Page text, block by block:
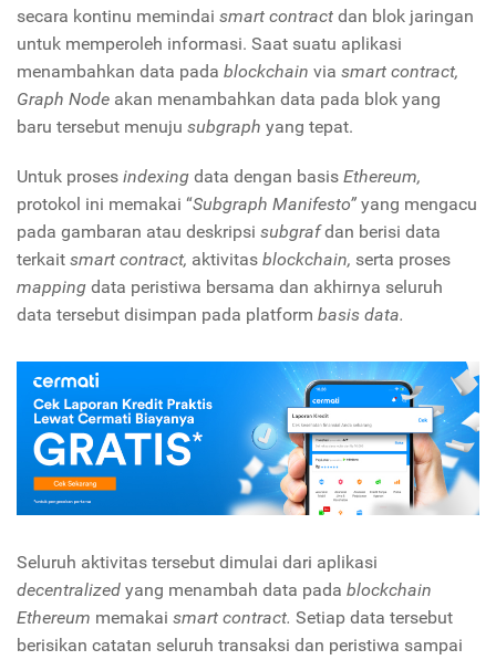
secara kontinu memindai smart contract dan blok jaringan
untuk memperoleh informasi. Saat suatu aplikasi
menambahkan data pada blockchain via smart contract,
Graph Node akan menambahkan data pada blok yang
baru tersebut menuju subgraph yang tepat.
Untuk proses indexing data dengan basis Ethereum,
protokol ini memakai “Subgraph Manifesto” yang mengacu
pada gambaran atau deskripsi subgrafdan berisi data
terkait smart contract, aktivitas blockchain, serta proses
mapping data peristiwa bersama dan akhirnya seluruh
data tersebut disimpan pada platform basis data.
Seluruh aktivitas tersebut dimulai dari aplikasi
decentralized yang menambah data pada blockchain
Ethereum memakai smart contract. Setiap data tersebut
berisikan catatan seluruh transaksi dan peristiwa sampai